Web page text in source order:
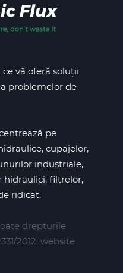
vă oferă soluții
problemelor de
pe
cupajelor,
industriale,
hidraulici, filtrelor,
ridicat.
drepturile
2012. website